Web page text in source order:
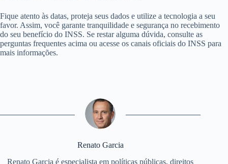
Fique atento às datas, proteja seus dados e utilize a tecnologia a seu
favor. Assim, você garante tranquilidade e segurança no recebimento
do seu benefício do INSS. Se restar alguma dúvida, consulte as
perguntas frequentes acima ou acesse os canais oficiais do INSS para
mais informações.
Renato Garcia
Renato Garcia é especialista em políticas públicas, direitos